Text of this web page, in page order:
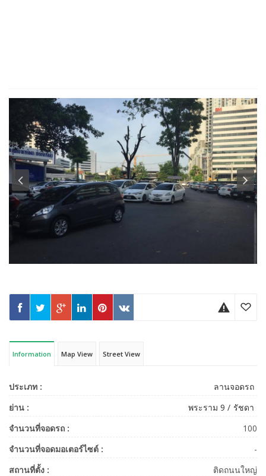
Information Map View Street View
ประเภท :
ลานจอดรถ
ย่าน :
พระราม 9
รัชดา
จำนวนที่จอดรถ :
100
จำนวนที่จอดมอเตอร์ไซต์ :
-
สถานที่ตั้ง :
ติดถนนใหญ่